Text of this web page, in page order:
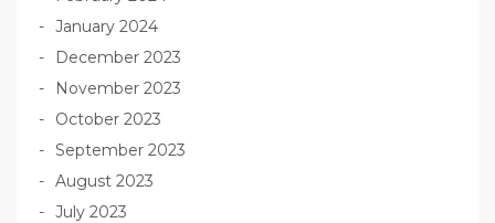
January 2024
December 2023
November 2023
October 2023
September 2023
August 2023
July 2023